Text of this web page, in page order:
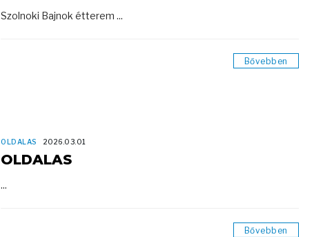
Szolnoki Bajnok étterem ...
Bővebben
OLDALAS 2026.03.01
OLDALAS
...
Bővebben